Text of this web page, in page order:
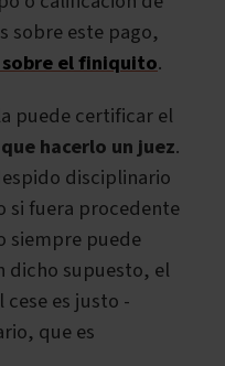
sobre este pago,
el finiquito.
puede certificar el
hacerlo un juez.
disciplinario
si fuera procedente
siempre puede
dicho supuesto, el
es justo -
que es